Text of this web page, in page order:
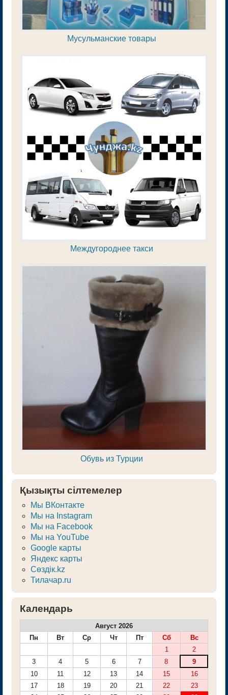
Мусульманские товары
Междугороднее такси
Обувь из Турции
Қызықты сілтемелер
Мы ВКонтакте
Мы на Instagram
Мы на Facebook
Мы на YouTube
Google карты
Яндекс карты
Сөздік.kz
Тилачар.ru
Календарь
Август 2026
Пн
Вт Ср Чт Пт Сб
Вс
1
2
3
4 5 6 7 8
9
10
11 12 13 14 15
16
17
18 19 20 21 22
23